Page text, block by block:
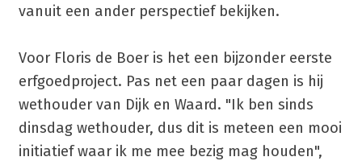
vanuit een ander perspectief bekijken.
Voor Floris de Boer is het een bijzonder eerste
erfgoedproject. Pas net een paar dagen is hij
wethouder van Dijk en Waard. "Ik ben sinds
dinsdag wethouder, dus dit is meteen een mooi
initiatief waar ik me mee bezig mag houden",